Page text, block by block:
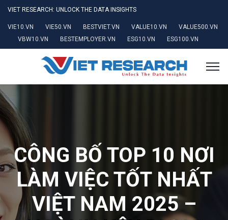
VIET RESEARCH: UNLOCK THE DATA INSIGHTS
VIE10.VN VIE50.VN BESTVIET.VN VALUE10.VN
VALUE500.VN
VBW10.VN
BESTEMPLOYER.VN ESG10.VN ESG100.VN
CÔNG BỐ TOP 10 NƠI
LÀM VIỆC TỐT NHẤT
VIỆT NAM 2025 –